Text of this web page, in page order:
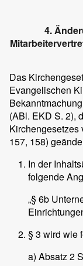
4.
Das
Evangelischen
(ABl. EKD S. 2),
Kirchengesetzes
157, 158)
In der
folgende
„§ 6b
§ 3 wird wie
a) Absatz 2